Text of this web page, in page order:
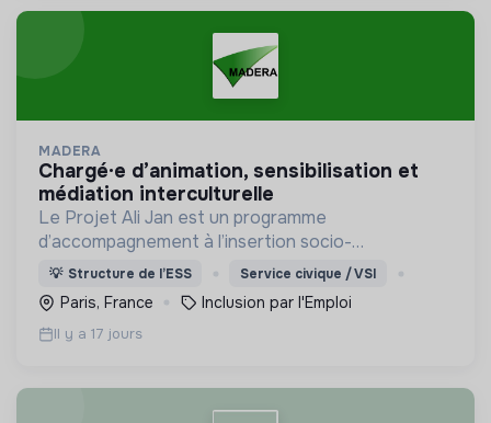
MADERA
chargé·e d’animation, sensibilisation et
médiation interculturelle
Le Projet Ali Jan est un programme
d’accompagnement à l’insertion socio-
professionnelle des personnes bénéficiaires de la
protection internationale (BPI) dans les territoires
ruraux et périurbains.
💡 Structure de l’ESS Service civique / VSI
Paris, France Inclusion par l'Emploi
Il y a 17 jours